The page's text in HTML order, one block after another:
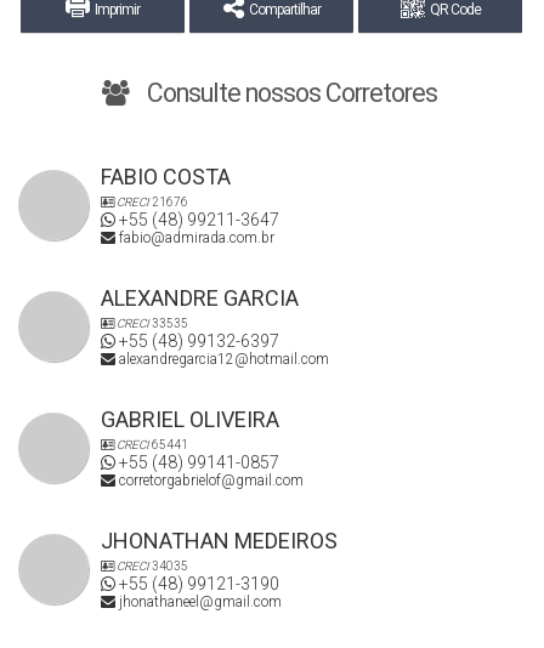
Imprimir Compartilhar QR Code
Consulte nossos Corretores
FABIO COSTA
CRECI21676
+55 (48) 99211-3647
fabio@admirada.com.br
ALEXANDRE GARCIA
CRECI33535
+55 (48) 99132-6397
alexandregarcia12@hotmail.com
GABRIEL OLIVEIRA
CRECI65441
+55 (48) 99141-0857
corretorgabrielof@gmail.com
JHONATHAN MEDEIROS
CRECI34035
+55 (48) 99121-3190
jhonathaneel@gmail.com